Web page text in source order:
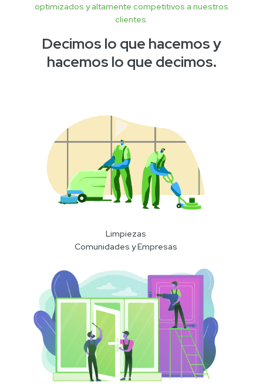
optimizados y altamente competitivos a nuestros
clientes.
Decimos lo que hacemos y
hacemos lo que decimos.
Limpiezas
Comunidades y Empresas